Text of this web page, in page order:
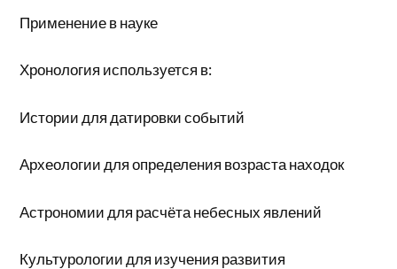
Применение в науке
Хронология используется в:
Истории для датировки событий
Археологии для определения возраста находок
Астрономии для расчёта небесных явлений
Культурологии для изучения развития